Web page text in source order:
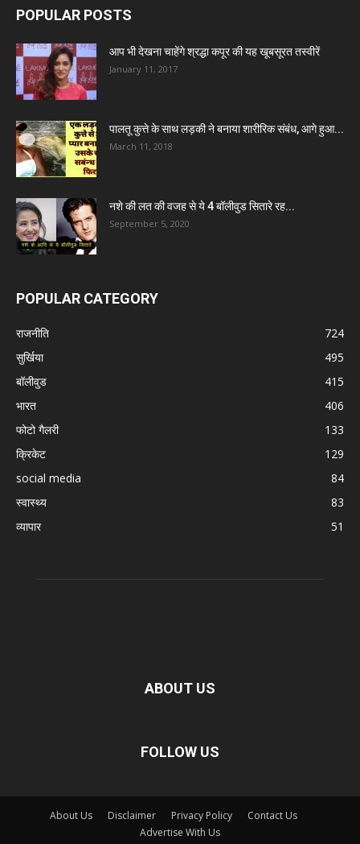
POPULAR POSTS
आप भी देखना चाहेंगे श्रद्धा कपूर की यह खूबसूरत तस्वीरें
January 11, 2017
पालतू कुत्ते के साथ लड़की ने बनाया शारीरिक संबंध, आगे हुआ...
March 11, 2018
नशे की लत की वजह से ये 4 बॉलीवुड सितारे रह...
September 5, 2020
POPULAR CATEGORY
राजनीति
724
सुर्खिया
495
बॉलीवुड
415
भारत
406
फोटो गैलरी
133
क्रिकेट
129
social media
84
स्वास्थ्य
83
व्यापार
51
ABOUT US
FOLLOW US
About Us Disclaimer Privacy Policy
Contact Us
Advertise With Us